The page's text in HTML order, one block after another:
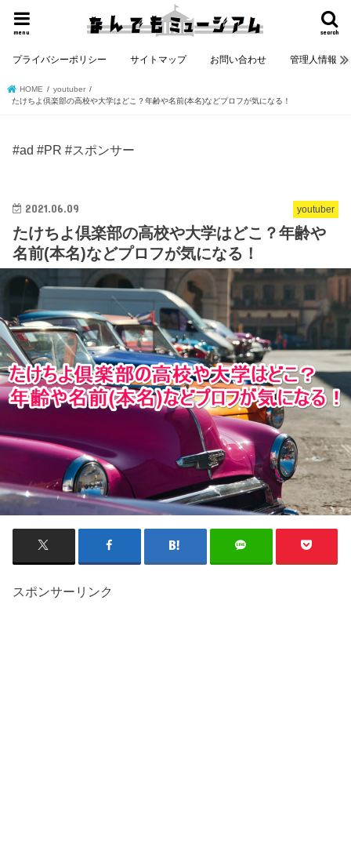
search
menu
プライバシーポリシー サイトマップ お問い合わせ 管理人情報
HOME
youtuber
たけちよ倶楽部の高校や大学はどこ？年齢や名前(本名)などプロフが気になる！
#ad #PR #スポンサー
youtuber
2021.06.09
たけちよ倶楽部の高校や大学はどこ？年齢や
名前(本名)などプロフが気になる！
スポンサーリンク